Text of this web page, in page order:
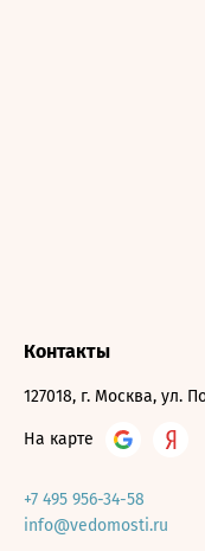
Контакты
127018, г. Москва, ул.
На карте
+7 495 956-34-58
info@vedomosti.ru